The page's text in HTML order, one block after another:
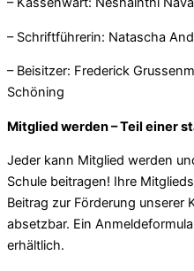
– Schriftführerin: Natascha
– Beisitzer: Frederick
Schöning
Mitglied werden – Teil einer
Jeder kann Mitglied werden
Schule beitragen! Ihre
Beitrag zur Förderung unserer
absetzbar. Ein
erhältlich.